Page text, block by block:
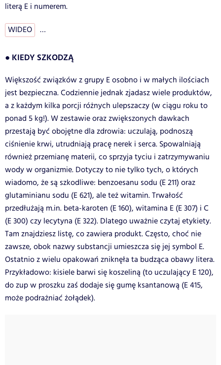
literą E i numerem.
WIDEO …
● KIEDY SZKODZĄ
Większość związków z grupy E osobno i w małych ilościach
jest bezpieczna. Codziennie jednak zjadasz wiele produktów,
a z każdym kilka porcji różnych ulepszaczy (w ciągu roku to
ponad 5 kg!). W zestawie oraz zwiększonych dawkach
przestają być obojętne dla zdrowia: uczulają, podnoszą
ciśnienie krwi, utrudniają pracę nerek i serca. Spowalniają
również przemianę materii, co sprzyja tyciu i zatrzymywaniu
wody w organizmie. Dotyczy to nie tylko tych, o których
wiadomo, że są szkodliwe: benzoesanu sodu (E 211) oraz
glutaminianu sodu (E 621), ale też witamin. Trwałość
przedłużają m.in. beta-karoten (E 160), witamina E (E 307) i C
(E 300) czy lecytyna (E 322). Dlatego uważnie czytaj etykiety.
Tam znajdziesz listę, co zawiera produkt. Często, choć nie
zawsze, obok nazwy substancji umieszcza się jej symbol E.
Ostatnio z wielu opakowań zniknęła ta budząca obawy litera.
Przykładowo: kisiele barwi się koszeliną (to uczulający E 120),
do zup w proszku zaś dodaje się gumę ksantanową (E 415,
może podrażniać żołądek).